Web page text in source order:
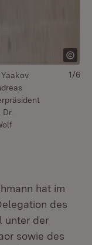
1/6
hat im
des
unter der
sowie des